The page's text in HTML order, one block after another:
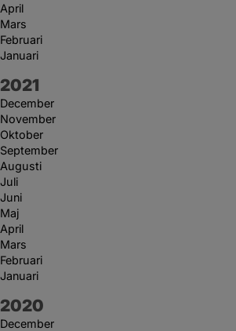
April
Mars
Februari
Januari
År:
2021
December
November
Oktober
September
Augusti
Juli
Juni
Maj
April
Mars
Februari
Januari
År:
2020
December